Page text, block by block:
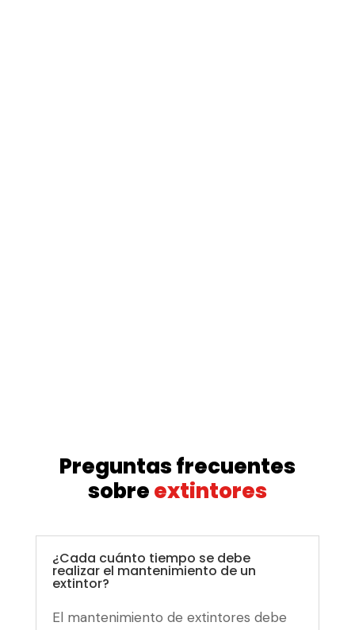
Preguntas frecuentes
sobreextintores
¿Cada cuánto tiempo se debe
realizar el mantenimiento de un
extintor?
El mantenimiento de extintores debe